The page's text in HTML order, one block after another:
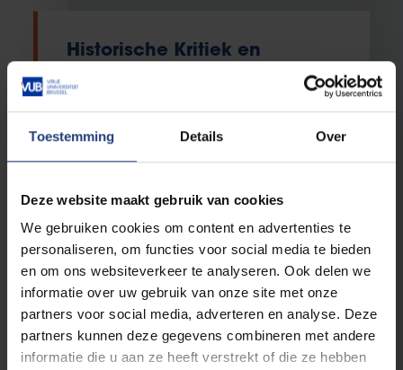
Toestemming Details Over
Deze website maakt gebruik van cookies
We gebruiken cookies om content en advertenties te
personaliseren, om functies voor social media te bieden
en om ons websiteverkeer te analyseren. Ook delen we
informatie over uw gebruik van onze site met onze
partners voor social media, adverteren en analyse. Deze
partners kunnen deze gegevens combineren met andere
informatie die u aan ze heeft verstrekt of die ze hebben
Historische Kritiek en
Kritisch evalueren en informatie afwegen
op herkomst, betrouwbaarheid en
waarachtigheid - het zijn belangrijke
vaardigheden in de journalistieke praktijk. In
deze micro-credential opleiding ontdek je
essentiële wetenschappelijk onderbouwde